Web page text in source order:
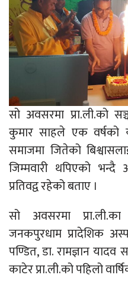
सो अवसरमा प्रा.ली.को
कुमार साहले एक वर्षको
समाजमा जितेको
जिम्मवारी थपिएको
प्रतिवद्व रहेको बताए ।
सो अवसरमा
जनकपुरधाम प्रादेशिक
पण्डित, डा. रामज्ञान
काटेर प्रा.ली.को पहिलो